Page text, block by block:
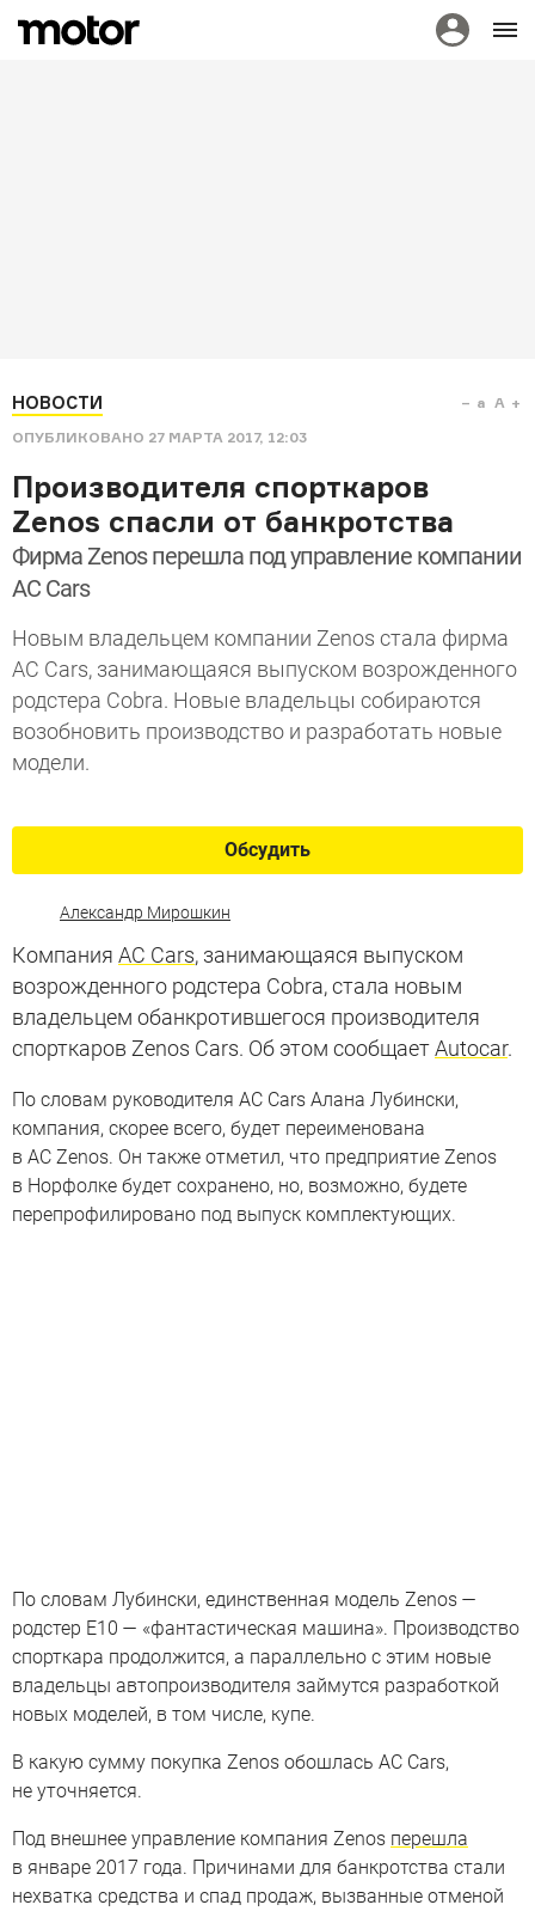
НОВОСТИ
ОПУБЛИКОВАНО 27 МАРТА 2017, 12:03
a A
Производителя спорткаров
Zenos спасли от банкротства
Фирма Zenos перешла под управление компании
AC Cars
Новым владельцем компании Zenos стала фирма
AC Cars, занимающаяся выпуском возрожденного
родстера Cobra. Новые владельцы собираются
возобновить производство и разработать новые
модели.
Обсудить
Александр Мирошкин
Компания AC Cars, занимающаяся выпуском
возрожденного родстера Cobra, стала новым
владельцем обанкротившегося производителя
спорткаров Zenos Cars. Об этом сообщаетAutocar.
По словам руководителя AC Cars Алана Лубински,
компания, скорее всего, будет переименована
в AC Zenos. Он также отметил, что предприятие Zenos
в Норфолке будет сохранено, но, возможно, будете
перепрофилировано под выпуск комплектующих.
По словам Лубински, единственная модель Zenos —
родстер E10 — «фантастическая машина». Производство
спорткара продолжится, а параллельно с этим новые
владельцы автопроизводителя займутся разработкой
новых моделей, в том числе, купе.
В какую сумму покупка Zenos обошлась AC Cars,
не уточняется.
Под внешнее управление компания Zenos перешла
в январе 2017 года. Причинами для банкротства стали
нехватка средства и спад продаж, вызванные отменой